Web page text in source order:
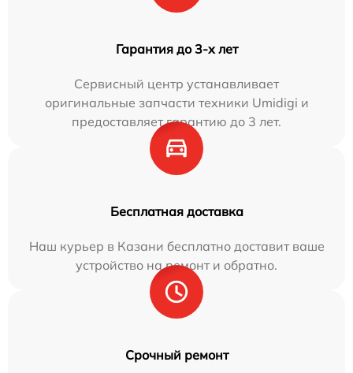
Гарантия до 3-х лет
Сервисный центр устанавливает
оригинальные запчасти техники Umidigi и
предоставляет гарантию до 3 лет.
Бесплатная доставка
Наш курьер в Казани бесплатно доставит ваше
устройство на ремонт и обратно.
Срочный ремонт